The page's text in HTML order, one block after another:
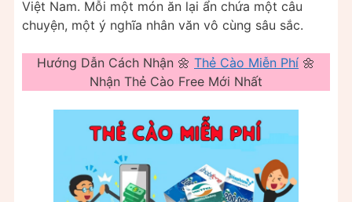
Việt Nam. Mỗi một món ăn lại ẩn chứa một câu
chuyện, một ý nghĩa nhân văn vô cùng sâu sắc.
Hướng Dẫn Cách Nhận 🌼 Thẻ Cào Miễn Phí 🌼
Nhận Thẻ Cào Free Mới Nhất